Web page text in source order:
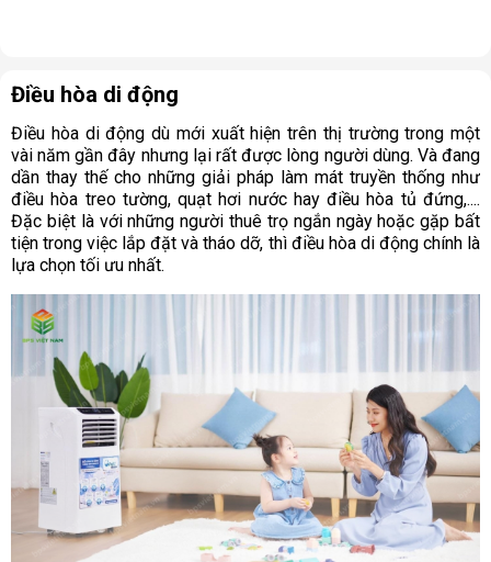
Điều hòa di động
Điều hòa di động dù mới xuất hiện trên thị trường trong một
vài năm gần đây nhưng lại rất được lòng người dùng. Và đang
dần thay thế cho những giải pháp làm mát truyền thống như
điều hòa treo tường, quạt hơi nước hay điều hòa tủ đứng,....
Đặc biệt là với những người thuê trọ ngắn ngày hoặc gặp bất
tiện trong việc lắp đặt và tháo dỡ, thì điều hòa di động chính là
lựa chọn tối ưu nhất.